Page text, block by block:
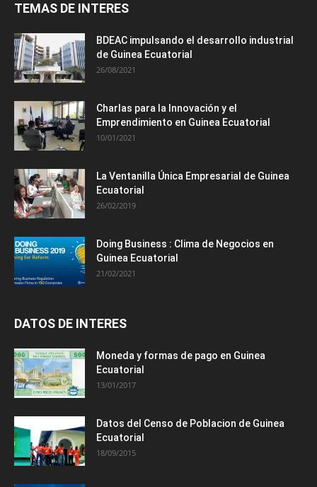
TEMAS DE INTERES
BDEAC impulsando el desarrollo industrial
de Guinea Ecuatorial
26/08/2021
Charlas para la Innovación y el
Emprendimiento en Guinea Ecuatorial
10/01/2021
La Ventanilla Única Empresarial de Guinea
Ecuatorial
26/02/2019
Doing Business : Clima de Negocios en
Guinea Ecuatorial
21/02/2021
DATOS DE INTERES
Moneda y formas de pago en Guinea
Ecuatorial
13/01/2017
Datos del Censo de Poblacion de Guinea
Ecuatorial
18/09/2015